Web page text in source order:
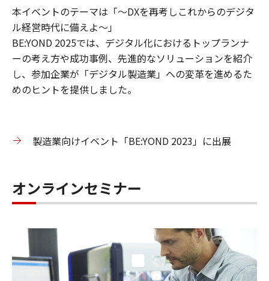
本イベントのテーマは「～DXを再考しこれからのデジタ
ル経営時代に備えよ～」
BE:YOND 2025では、デジタル化におけるトップランナ
ーの考え方や成功事例、先進的なソリューションを紹介
し、参加企業が「デジタル製造業」への変革を進めるた
めのヒントを提供しました。
製造業向けイベント「BE:YOND 2023」に出展
オンラインセミナー